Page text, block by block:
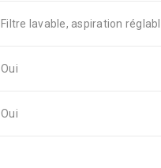
Filtre lavable, aspiration
Oui
Oui